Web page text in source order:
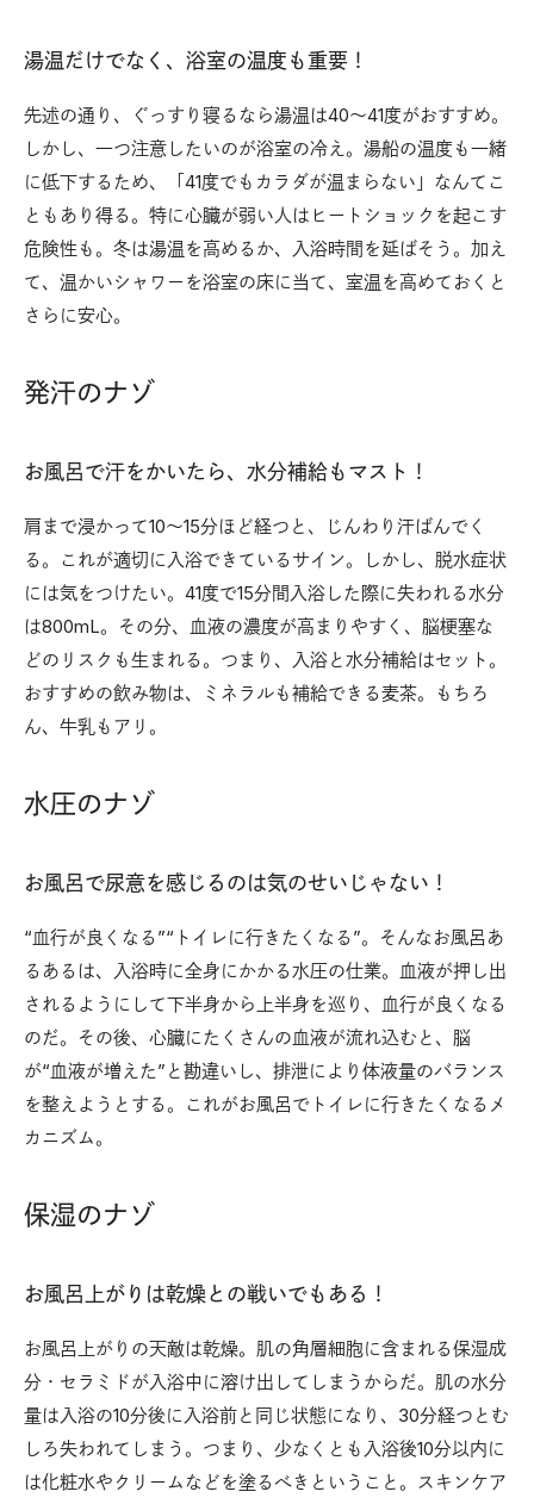
湯温だけでなく、浴室の温度も重要！
先述の通り、ぐっすり寝るなら湯温は40〜41度がおすすめ。
しかし、一つ注意したいのが浴室の冷え。湯船の温度も一緒
に低下するため、「41度でもカラダが温まらない」なんてこ
ともあり得る。特に心臓が弱い人はヒートショックを起こす
危険性も。冬は湯温を高めるか、入浴時間を延ばそう。加え
て、温かいシャワーを浴室の床に当て、室温を高めておくと
さらに安心。
発汗のナゾ
お風呂で汗をかいたら、水分補給もマスト！
肩まで浸かって10〜15分ほど経つと、じんわり汗ばんでく
る。これが適切に入浴できているサイン。しかし、脱水症状
には気をつけたい。41度で15分間入浴した際に失われる水分
は800mL。その分、血液の濃度が高まりやすく、脳梗塞な
どのリスクも生まれる。つまり、入浴と水分補給はセット。
おすすめの飲み物は、ミネラルも補給できる麦茶。もちろ
ん、牛乳もアリ。
水圧のナゾ
お風呂で尿意を感じるのは気のせいじゃない！
“血行が良くなる”“トイレに行きたくなる”。そんなお風呂あ
るあるは、入浴時に全身にかかる水圧の仕業。血液が押し出
されるようにして下半身から上半身を巡り、血行が良くなる
のだ。その後、心臓にたくさんの血液が流れ込むと、脳
が“血液が増えた”と勘違いし、排泄により体液量のバランス
を整えようとする。これがお風呂でトイレに行きたくなるメ
カニズム。
保湿のナゾ
お風呂上がりは乾燥との戦いでもある！
お風呂上がりの天敵は乾燥。肌の角層細胞に含まれる保湿成
分・セラミドが入浴中に溶け出してしまうからだ。肌の水分
量は入浴の10分後に入浴前と同じ状態になり、30分経つとむ
しろ失われてしまう。つまり、少なくとも入浴後10分以内に
は化粧水やクリームなどを塗るべきということ。スキンケア